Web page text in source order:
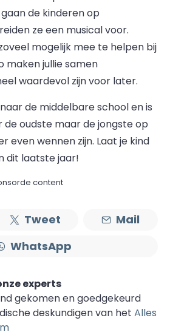
de kinderen op
ze een musical voor.
mogelijk mee te helpen bij
maken jullie samen
waardevol zijn voor later.
de middelbare school en is
de oudste maar de jongste op
even wennen zijn. Laat je kind
dit laatste jaar!
content
Tweet
Mail
WhatsApp
experts
gekomen en goedgekeurd
deskundigen van het Alles